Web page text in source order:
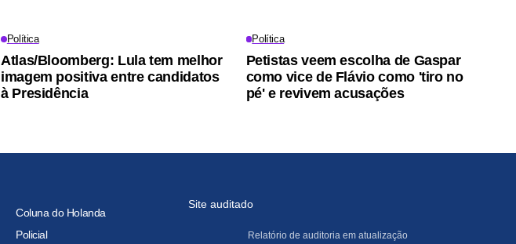
Política
Atlas/Bloomberg: Lula tem melhor
imagem positiva entre candidatos
à Presidência
Política
Petistas veem escolha de Gaspar
como vice de Flávio como 'tiro no
pé' e revivem acusações
Coluna do Holanda
Policial
Site auditado
Relatório de auditoria em atualização